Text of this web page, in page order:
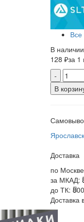
В
128 ₽за 1
-
В
Доставка
по
за МКАД:
до ТК:
Доставка